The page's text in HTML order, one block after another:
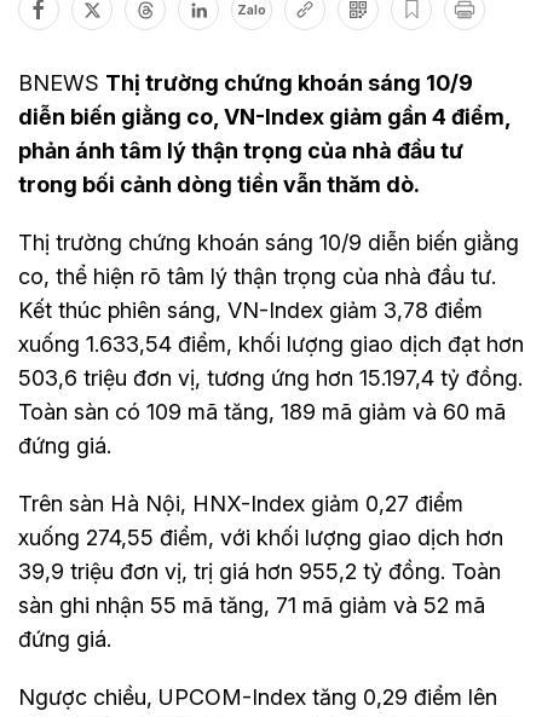
Zalo
BNEWS Thị trường chứng khoán sáng 10/9
diễn biến giằng co, VN-Index giảm gần 4 điểm,
phản ánh tâm lý thận trọng của nhà đầu tư
trong bối cảnh dòng tiền vẫn thăm dò.
Thị trường chứng khoán sáng 10/9 diễn biến giằng
co, thể hiện rõ tâm lý thận trọng của nhà đầu tư.
Kết thúc phiên sáng, VN-Index giảm 3,78 điểm
xuống 1.633,54 điểm, khối lượng giao dịch đạt hơn
503,6 triệu đơn vị, tương ứng hơn 15.197,4 tỷ đồng.
Toàn sàn có 109 mã tăng, 189 mã giảm và 60 mã
đứng giá.
Trên sàn Hà Nội, HNX-Index giảm 0,27 điểm
xuống 274,55 điểm, với khối lượng giao dịch hơn
39,9 triệu đơn vị, trị giá hơn 955,2 tỷ đồng. Toàn
sàn ghi nhận 55 mã tăng, 71 mã giảm và 52 mã
đứng giá.
Ngược chiều, UPCOM-Index tăng 0,29 điểm lên